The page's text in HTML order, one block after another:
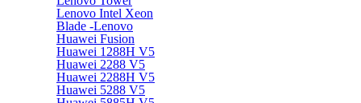
Lenovo Intel Xeon
Blade -Lenovo
Huawei Fusion
Huawei 1288H V5
Huawei 2288 V5
Huawei 2288H V5
Huawei 5288 V5